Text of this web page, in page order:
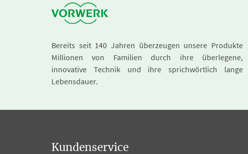
Bereits seit 140 Jahren überzeugen unsere Produkte
Millionen von Familien durch ihre überlegene,
innovative Technik und ihre sprichwörtlich lange
Lebensdauer.
Kundenservice